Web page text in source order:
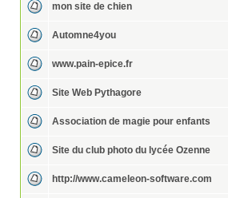
mon site de chien
Automne4you
www.pain-epice.fr
Site Web Pythagore
Association de magie pour enfants
Site du club photo du lycée Ozenne
http://www.cameleon-software.com